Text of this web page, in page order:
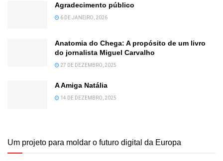
Agradecimento público
6 DE JANEIRO, 2026
Anatomia do Chega: A propósito de um livro
do jornalista Miguel Carvalho
27 DE DEZEMBRO, 2025
A Amiga Natália
14 DE DEZEMBRO, 2025
Um projeto para moldar o futuro digital da Europa